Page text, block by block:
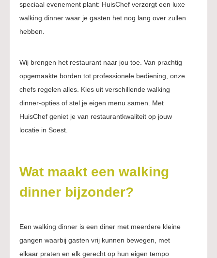
speciaal evenement plant: HuisChef verzorgt een luxe
walking dinner waar je gasten het nog lang over zullen
hebben.
Wij brengen het restaurant naar jou toe. Van prachtig
opgemaakte borden tot professionele bediening, onze
chefs regelen alles. Kies uit verschillende walking
dinner-opties of stel je eigen menu samen. Met
HuisChef geniet je van restaurantkwaliteit op jouw
locatie in Soest.
Wat maakt een walking
dinner bijzonder?
Een walking dinner is een diner met meerdere kleine
gangen waarbij gasten vrij kunnen bewegen, met
elkaar praten en elk gerecht op hun eigen tempo